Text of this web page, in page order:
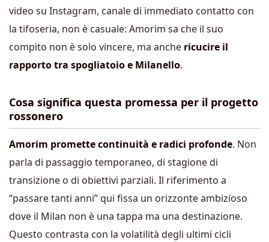
video su Instagram, canale di immediato contatto con
la tifoseria, non è casuale: Amorim sa che il suo
compito non è solo vincere, ma anche ricucire il
rapporto tra spogliatoio e Milanello.
Cosa significa questa promessa per il progetto
rossonero
Amorim promette continuità e radici profonde. Non
parla di passaggio temporaneo, di stagione di
transizione o di obiettivi parziali. Il riferimento a
“passare tanti anni” qui fissa un orizzonte ambizioso
dove il Milan non è una tappa ma una destinazione.
Questo contrasta con la volatilità degli ultimi cicli